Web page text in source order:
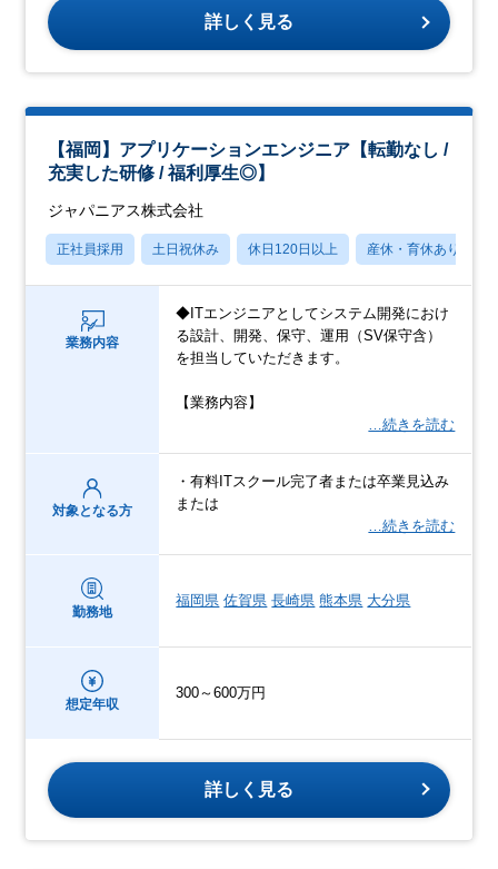
詳しく見る
【福岡】アプリケーションエンジニア【転勤なし /
充実した研修 / 福利厚生◎】
ジャパニアス株式会社
正社員採用 土日祝休み 休日120日以上 産休・育休あり
業務内容
◆ITエンジニアとしてシステム開発におけ
る設計、開発、保守、運用（SV保守含）
を担当していただきます。
【業務内容】
…続きを読む
対象となる方
・有料ITスクール完了者または卒業見込み
または
…続きを読む
勤務地
福岡県 佐賀県 長崎県 熊本県 大分県
想定年収
300～600万円
詳しく見る